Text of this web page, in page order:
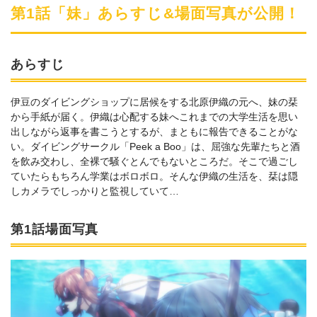
第1話「妹」あらすじ&場面写真が公開！
あらすじ
伊豆のダイビングショップに居候をする北原伊織の元へ、妹の栞
から手紙が届く。伊織は心配する妹へこれまでの大学生活を思い
出しながら返事を書こうとするが、まともに報告できることがな
い。ダイビングサークル「Peek a Boo」は、屈強な先輩たちと酒
を飲み交わし、全裸で騒ぐとんでもないところだ。そこで過ごし
ていたらもちろん学業はボロボロ。そんな伊織の生活を、栞は隠
しカメラでしっかりと監視していて…
第1話場面写真